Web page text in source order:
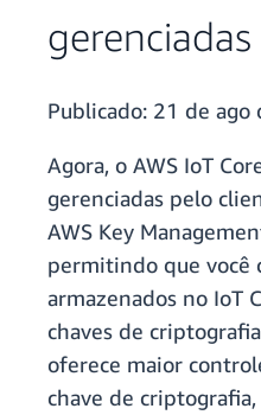
Publicado: 21 de ago
Agora, o AWS IoT
gerenciadas pelo
AWS Key
permitindo que você
armazenados no IoT
chaves de
oferece maior
chave de